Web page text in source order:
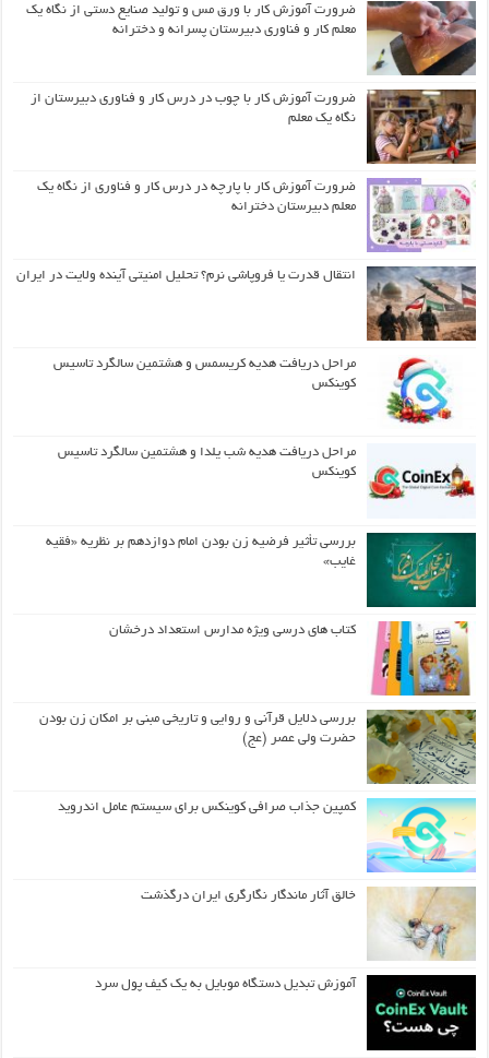
ضرورت آموزش کار با ورق مس و تولید صنایع دستی از نگاه یک
معلم کار و فناوری دبیرستان پسرانه و دخترانه
ضرورت آموزش کار با چوب در درس کار و فناوری دبیرستان از
نگاه یک معلم
ضرورت آموزش کار با پارچه در درس کار و فناوری از نگاه یک
معلم دبیرستان دخترانه
انتقال قدرت یا فروپاشی نرم؟ تحلیل امنیتی آینده ولایت در ایران
مراحل دریافت هدیه کریسمس و هشتمین سالگرد تاسیس
کوینکس
مراحل دریافت هدیه شب یلدا و هشتمین سالگرد تاسیس
کوینکس
بررسی تأثیر فرضیه زن بودن امام دوازدهم بر نظریه «فقیه
غایب»
کتاب های درسی ویژه مدارس استعداد درخشان
بررسی دلایل قرآنی و روایی و تاریخی مبنی بر امکان زن بودن
حضرت ولی عصر (عج)
کمپین جذاب صرافی کوینکس برای سیستم عامل اندروید
خالق آثار ماندگار نگارگری ایران درگذشت
آموزش تبدیل دستگاه موبایل به یک کیف‌ پول سرد